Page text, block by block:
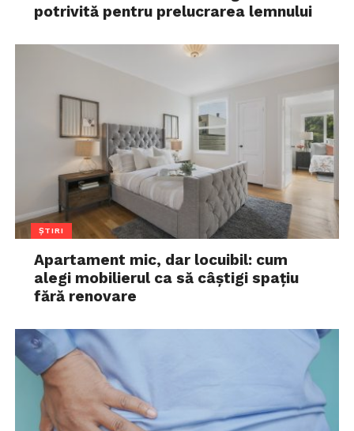
potrivită pentru prelucrarea lemnului
ȘTIRI
Apartament mic, dar locuibil: cum
alegi mobilierul ca să câștigi spațiu
fără renovare